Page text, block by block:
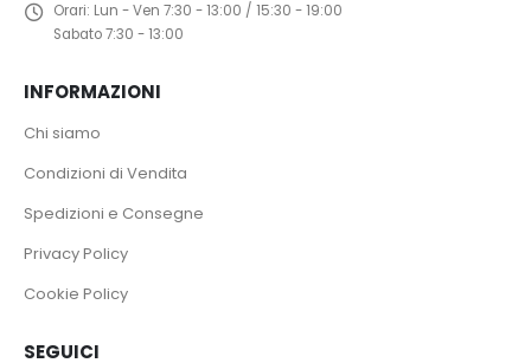
Orari: Lun - Ven 7:30 - 13:00 / 15:30 - 19:00
Sabato 7:30 - 13:00
INFORMAZIONI
Chi siamo
Condizioni di Vendita
Spedizioni e Consegne
Privacy Policy
Cookie Policy
SEGUICI